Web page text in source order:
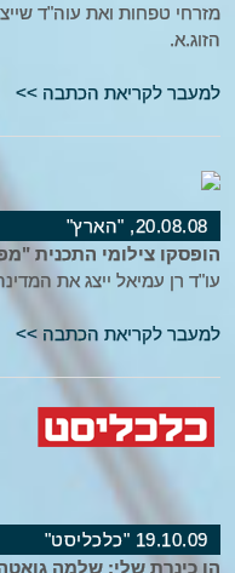
מזרחי טפחות ואת עוה"ד
הזוג.א.
למעבר לקריאת הכתבה >>
20.08.08, "הארץ"
הופסקו צילומי התכנית
עו"ד רן עמיאל ייצג את
למעבר לקריאת הכתבה >>
19.10.09 "כלכליסט"
הו כינרת שלי: שלמה